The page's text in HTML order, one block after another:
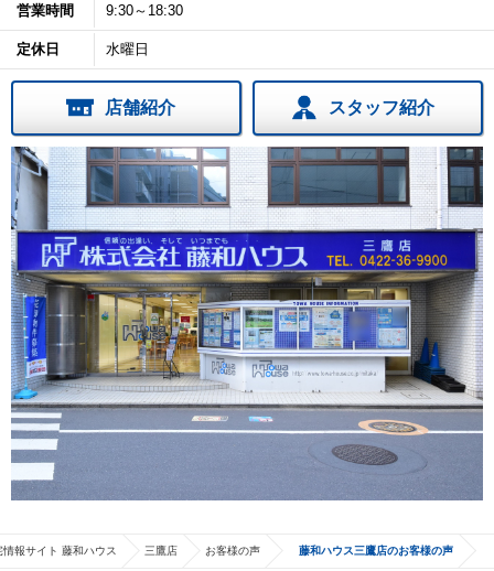
営業時間 9:30～18:30
定休日 水曜日
店舗紹介 スタッフ紹介
報サイト 藤和ハウス 三鷹店 お客様の声 藤和ハウス三鷹店のお客様の声